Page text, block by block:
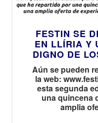
FESTIN SE
EN LLÍRIA Y
DIGNO DE
Aún se pueden
la web:
esta segunda
una quincena
amplia